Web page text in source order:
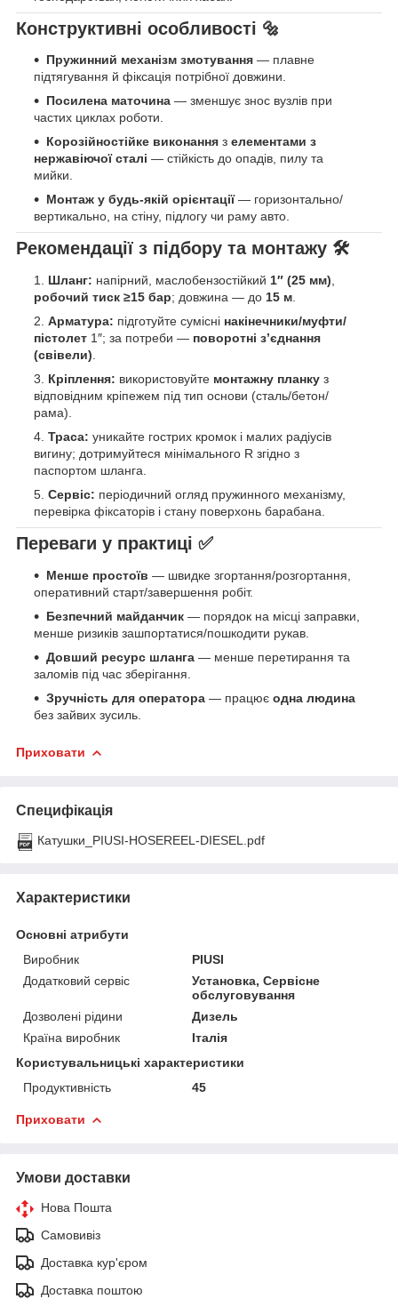
Конструктивні особливості 🔩
Пружинний механізм змотування — плавне
підтягування й фіксація потрібної довжини.
Посилена маточина — зменшує знос вузлів при
частих циклах роботи.
Корозійностійке виконання з елементами з
нержавіючої сталі — стійкість до опадів, пилу та
мийки.
Монтаж у будь-якій орієнтації— горизонтально/
вертикально, на стіну, підлогу чи раму авто.
Рекомендації з підбору та монтажу 🛠️
Шланг: напірний, маслобензостійкий 1″ (25 мм)
робочий тиск ≥15 бар; довжина — до 15 м
Арматура: підготуйте сумісні накінечники/муфти/
пістолет 1″; за потреби — поворотні з’єднання
(свівели)
Кріплення: використовуйте монтажну планку з
відповідним кріпежем під тип основи (сталь/бетон/
рама).
Траса: уникайте гострих кромок і малих радіусів
вигину; дотримуйтеся мінімального R згідно з
паспортом шланга.
Сервіс: періодичний огляд пружинного механізму,
перевірка фіксаторів і стану поверхонь барабана.
Переваги у практиці ✅
Менше простоїв — швидке згортання/розгортання,
оперативний старт/завершення робіт.
Безпечний майданчик — порядок на місці заправки,
менше ризиків зашпортатися/пошкодити рукав.
Довший ресурс шланга — менше перетирання та
заломів під час зберігання.
Зручність для оператора — працює одна людина
без зайвих зусиль.
Приховати
Специфікація
Катушки_PIUSI-HOSEREEL-DIESEL.pdf
Характеристики
Основні атрибути
Виробник
PIUSI
Додатковий сервіс
Установка, Сервісне
обслуговування
Дозволені рідини
Дизель
Країна виробник
Італія
Користувальницькі характеристики
Продуктивність
45
Приховати
Умови доставки
Нова Пошта
Самовивіз
Доставка кур'єром
Доставка поштою